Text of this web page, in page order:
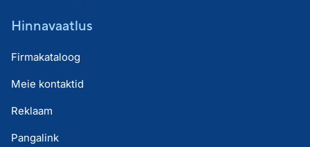
Hinnavaatlus
Firmakataloog
Meie kontaktid
Reklaam
Pangalink